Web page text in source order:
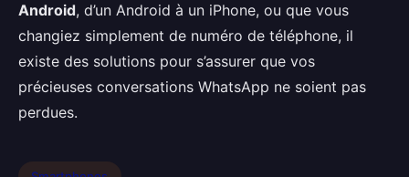
Android, d’un Android à un iPhone, ou que vous
changiez simplement de numéro de téléphone, il
existe des solutions pour s’assurer que vos
précieuses conversations WhatsApp ne soient pas
perdues.